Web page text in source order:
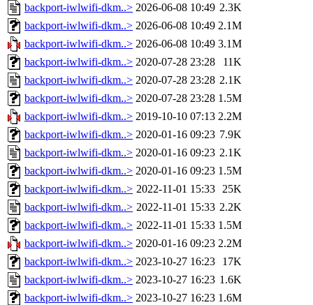
backport-iwlwifi-dkm..> 2026-06-08 10:49 2.3K
backport-iwlwifi-dkm..> 2026-06-08 10:49 2.1M
backport-iwlwifi-dkm..> 2026-06-08 10:49 3.1M
backport-iwlwifi-dkm..> 2020-07-28 23:28
11K
backport-iwlwifi-dkm..> 2020-07-28 23:28 2.1K
backport-iwlwifi-dkm..> 2020-07-28 23:28 1.5M
backport-iwlwifi-dkm..> 2019-10-10 07:13 2.2M
backport-iwlwifi-dkm..> 2020-01-16 09:23 7.9K
backport-iwlwifi-dkm..> 2020-01-16 09:23 2.1K
backport-iwlwifi-dkm..> 2020-01-16 09:23 1.5M
backport-iwlwifi-dkm..> 2022-11-01 15:33 25K
backport-iwlwifi-dkm..> 2022-11-01 15:33 2.2K
backport-iwlwifi-dkm..> 2022-11-01 15:33 1.5M
backport-iwlwifi-dkm..> 2020-01-16 09:23 2.2M
backport-iwlwifi-dkm..> 2023-10-27 16:23
17K
backport-iwlwifi-dkm..> 2023-10-27 16:23 1.6K
backport-iwlwifi-dkm..> 2023-10-27 16:23 1.6M